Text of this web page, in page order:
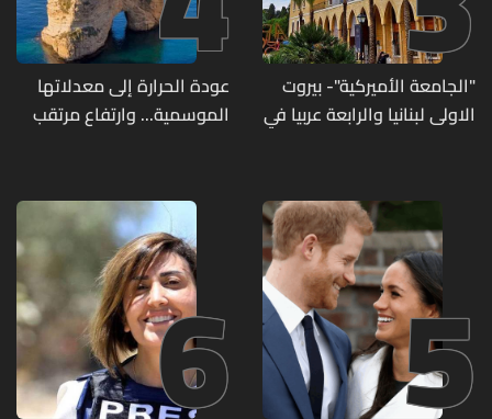
"الجامعة الأميركية"- بيروت
الاولى لبنانيا والرابعة عربيا في
عودة الحرارة إلى معدلاتها
الموسمية... وارتفاع مرتقب
5
6